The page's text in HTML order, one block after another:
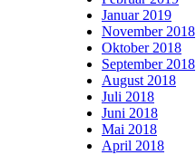
Januar 2019
November 2018
Oktober 2018
September 2018
August 2018
Juli 2018
Juni 2018
Mai 2018
April 2018